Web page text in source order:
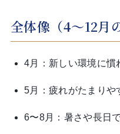
全体像（4〜12月
4月：新しい環境に慣
5月：疲れがたまりや
6〜8月：暑さや長日